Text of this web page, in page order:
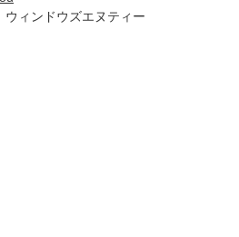
、ウィンドウズエヌティー